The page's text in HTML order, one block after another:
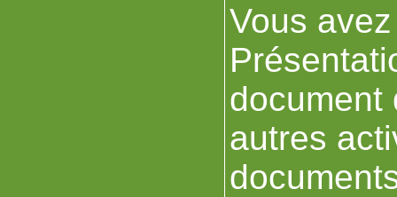
Vous
document
autres